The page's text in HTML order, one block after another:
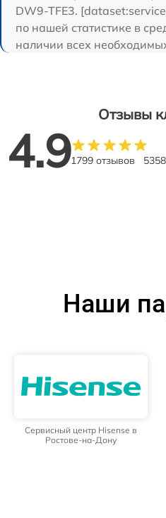
DW9-TFE3.
по нашей статистике в
наличии всех
Отзывы
4.91799 отзывов
Наши
Сервисный центр Hisense в
Ростове-на-Дону